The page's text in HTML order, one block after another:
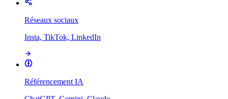
Réseaux sociaux
Insta, TikTok, LinkedIn
Référencement IA